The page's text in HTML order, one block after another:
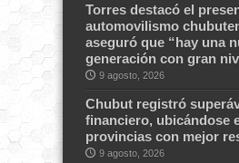
Torres destacó el
automovilismo
aseguró que “hay una
generación con gran
9 agosto, 2026
Chubut registró
financiero, ubicándose
provincias con mejor
9 agosto, 2026